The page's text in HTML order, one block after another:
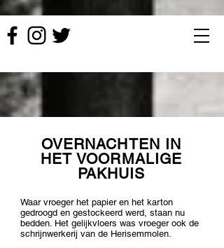
OVERNACHTEN IN
HET VOORMALIGE
PAKHUIS
Waar vroeger het papier en het karton
gedroogd en gestockeerd werd, staan nu
bedden. Het gelijkvloers was vroeger ook de
schrijnwerkerij van de Herisemmolen.